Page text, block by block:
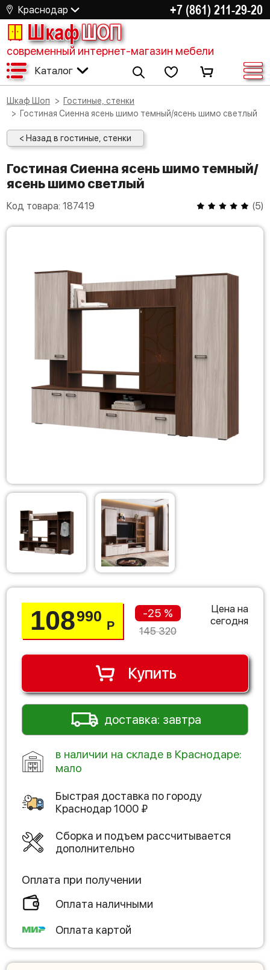
Краснодар +7 (861) 211-29-20
ШкафШОП
современный интернет-магазин мебели
Каталог
Шкаф Шоп
Гостиные, стенки
Гостиная Сиенна ясень шимо темный/ясень шимо светлый
< Назад в гостиные, стенки
Гостиная Сиенна ясень шимо темный/
ясень шимо светлый
Код товара: 187419 (5)
108990
Р
-25 %
145 320
Цена на
сегодня
Купить
доставка: завтра
в наличии на складе в Краснодаре:
мало
Быстрая доставка по городу
Краснодар1000 ₽
Сборка и подъем рассчитывается
дополнительно
Оплата при получении
Оплата наличными
Оплата картой